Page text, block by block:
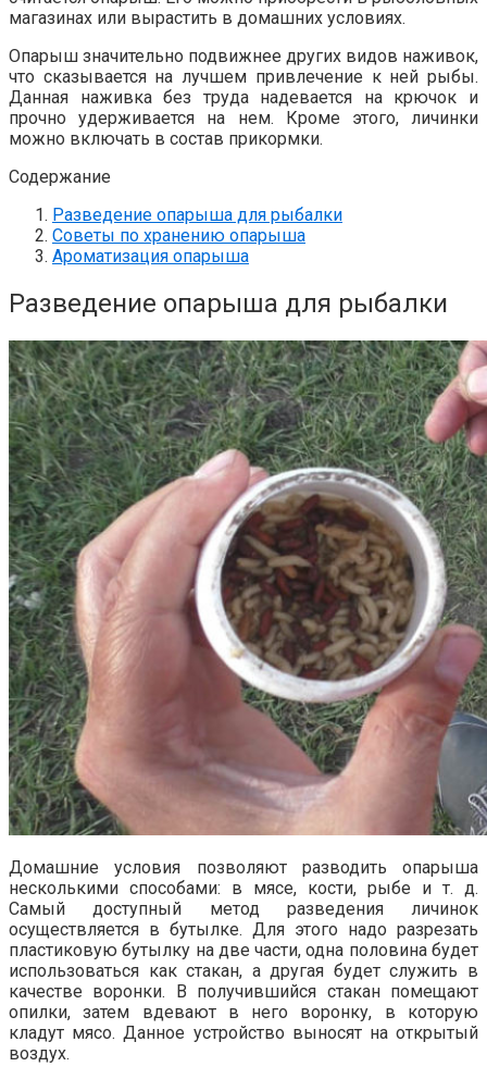
магазинах или вырастить в домашних условиях.
Опарыш значительно подвижнее других видов наживок,
что сказывается на лучшем привлечение к ней рыбы.
Данная наживка без труда надевается на крючок и
прочно удерживается на нем. Кроме этого, личинки
можно включать в состав прикормки.
Содержание
Разведение опарыша для рыбалки
Советы по хранению опарыша
Ароматизация опарыша
Разведение опарыша для рыбалки
Домашние условия позволяют разводить опарыша
несколькими способами: в мясе, кости, рыбе и т. д.
Самый доступный метод разведения личинок
осуществляется в бутылке. Для этого надо разрезать
пластиковую бутылку на две части, одна половина будет
использоваться как стакан, а другая будет служить в
качестве воронки. В получившийся стакан помещают
опилки, затем вдевают в него воронку, в которую
кладут мясо. Данное устройство выносят на открытый
воздух.